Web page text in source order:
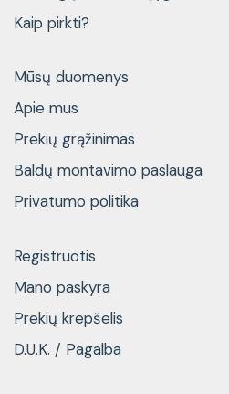
Kaip pirkti?
Mūsų duomenys
Apie mus
Prekių grąžinimas
Baldų montavimo paslauga
Privatumo politika
Registruotis
Mano paskyra
Prekių krepšelis
D.U.K. / Pagalba